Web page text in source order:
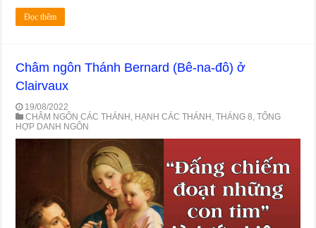
Đọc thêm
Châm ngôn Thánh Bernard (Bê-na-đô) ở
Clairvaux
19/08/2022
CHÂM NGÔN CÁC THÁNH , HẠNH CÁC THÁNH ,THÁNG 8,TỔNG
HỢP DANH NGÔN